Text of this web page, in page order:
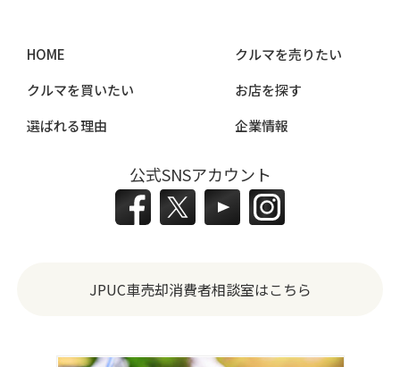
HOME
クルマを売りたい
クルマを買いたい
お店を探す
選ばれる理由
企業情報
公式SNSアカウント
JPUC車売却消費者相談室はこちら